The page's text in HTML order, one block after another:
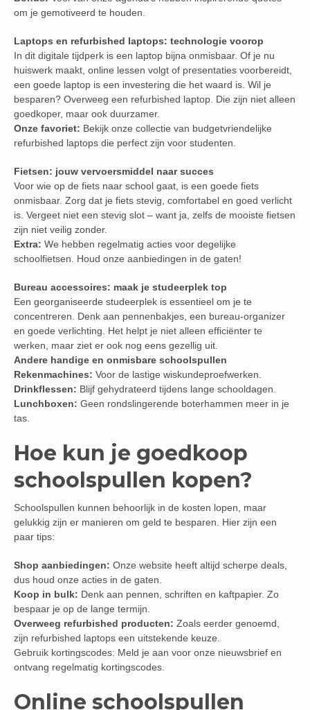
om je gemotiveerd te houden.
Laptops en refurbished laptops: technologie voorop
In dit digitale tijdperk is een laptop bijna onmisbaar. Of je nu
huiswerk maakt, online lessen volgt of presentaties voorbereidt,
een goede laptop is een investering die het waard is. Wil je
besparen? Overweeg een refurbished laptop. Die zijn niet alleen
goedkoper, maar ook duurzamer.
Onze favoriet: Bekijk onze collectie van budgetvriendelijke
refurbished laptops die perfect zijn voor studenten.
Fietsen: jouw vervoersmiddel naar succes
Voor wie op de fiets naar school gaat, is een goede fiets
onmisbaar. Zorg dat je fiets stevig, comfortabel en goed verlicht
is. Vergeet niet een stevig slot – want ja, zelfs de mooiste fietsen
zijn niet veilig zonder.
Extra: We hebben regelmatig acties voor degelijke
schoolfietsen. Houd onze aanbiedingen in de gaten!
Bureau accessoires: maak je studeerplek top
Een georganiseerde studeerplek is essentieel om je te
concentreren. Denk aan pennenbakjes, een bureau-organizer
en goede verlichting. Het helpt je niet alleen efficiënter te
werken, maar ziet er ook nog eens gezellig uit.
Andere handige en onmisbare schoolspullen
Rekenmachines: Voor de lastige wiskundeproefwerken.
Drinkflessen: Blijf gehydrateerd tijdens lange schooldagen.
Lunchboxen: Geen rondslingerende boterhammen meer in je
tas.
Hoe kun je goedkoop
schoolspullen kopen?
Schoolspullen kunnen behoorlijk in de kosten lopen, maar
gelukkig zijn er manieren om geld te besparen. Hier zijn een
paar tips:
Shop aanbiedingen: Onze website heeft altijd scherpe deals,
dus houd onze acties in de gaten.
Koop in bulk: Denk aan pennen, schriften en kaftpapier. Zo
bespaar je op de lange termijn.
Overweeg refurbished producten: Zoals eerder genoemd,
zijn refurbished laptops een uitstekende keuze.
Gebruik kortingscodes: Meld je aan voor onze nieuwsbrief en
ontvang regelmatig kortingscodes.
Online schoolspullen